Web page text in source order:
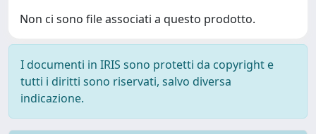
Non ci sono file associati a questo prodotto.
I documenti in IRIS sono protetti da copyright e
tutti i diritti sono riservati, salvo diversa
indicazione.